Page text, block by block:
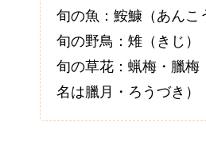
旬の魚：鮟鱇（あんこ
旬の野鳥：雉（きじ）
旬の草花：蝋梅・臘梅
名は臘月・ろうづき）